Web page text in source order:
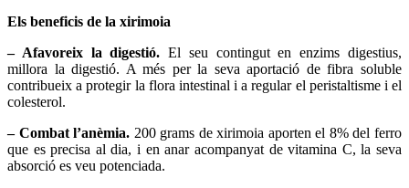
Els beneficis de la xirimoia
– Afavoreix la digestió. El seu contingut en enzims digestius,
millora la digestió. A més per la seva aportació de fibra soluble
contribueix a protegir la flora intestinal i a regular el peristaltisme i el
colesterol.
– Combat l’anèmia. 200 grams de xirimoia aporten el 8% del ferro
que es precisa al dia, i en anar acompanyat de vitamina C, la seva
absorció es veu potenciada.